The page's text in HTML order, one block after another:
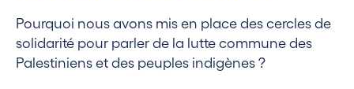
Pourquoi nous avons mis en place des cercles de
solidarité pour parler de la lutte commune des
Palestiniens et des peuples indigènes ?